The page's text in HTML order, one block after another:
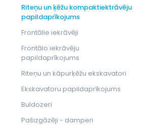
Riteņu un ķēžu kompaktiektrāvēju
papildaprīkojums
Frontālie iekrāvēji
Frontālo iekrāvēju
papildaprīkojums
Riteņu un kāpurķēžu ekskavatori
Ekskavatoru papildaprīkojums
Buldozeri
Pašizgāzēji - damperi